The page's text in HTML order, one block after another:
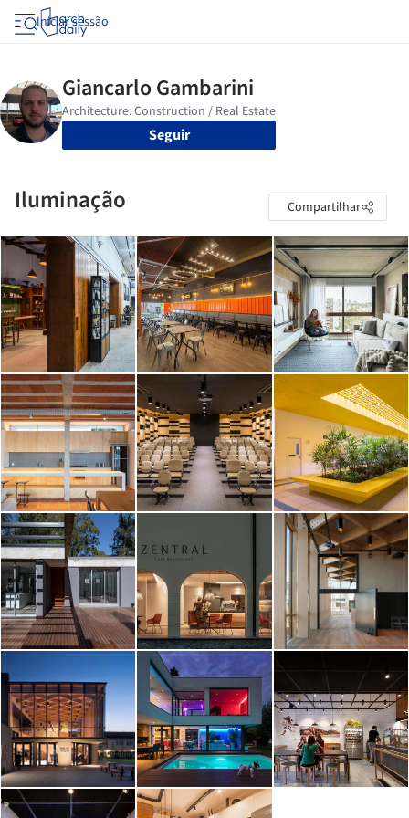
Iniciar sessão
Seguir
Iluminação Compartilhar